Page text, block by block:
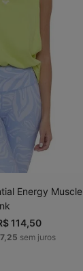
AO
Energy Muscle
114,50
,25 sem juros